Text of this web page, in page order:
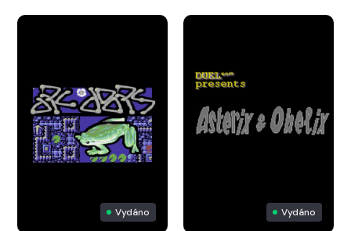
Vydáno Vydáno